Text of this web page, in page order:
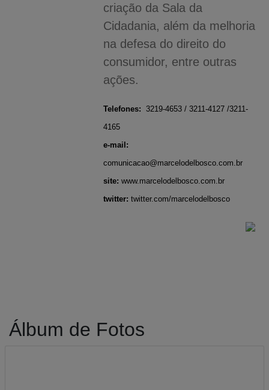
criação da Sala da
Cidadania, além da melhoria
na defesa do direito do
consumidor, entre outras
ações.
Telefones: 3219-4653 / 3211-4127 /3211-
4165
e-mail:
comunicacao@marcelodelbosco.com.br
site: www.marcelodelbosco.com.br
twitter: twitter.com/marcelodelbosco
Álbum de Fotos